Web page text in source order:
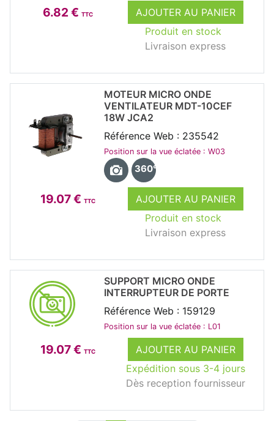
6.82 € TTC
AJOUTER AU PANIER
Produit en stock
Livraison express
19.07 € TTC
AJOUTER AU PANIER
Produit en stock
Livraison express
MOTEUR MICRO ONDE
VENTILATEUR MDT-10CEF
18W JCA2
Référence Web : 235542
Position sur la vue éclatée : W03
360°
19.07 € TTC
AJOUTER AU PANIER
Expédition sous 3-4 jours
Dès reception fournisseur
SUPPORT MICRO ONDE
INTERRUPTEUR DE PORTE
Référence Web : 159129
Position sur la vue éclatée : L01